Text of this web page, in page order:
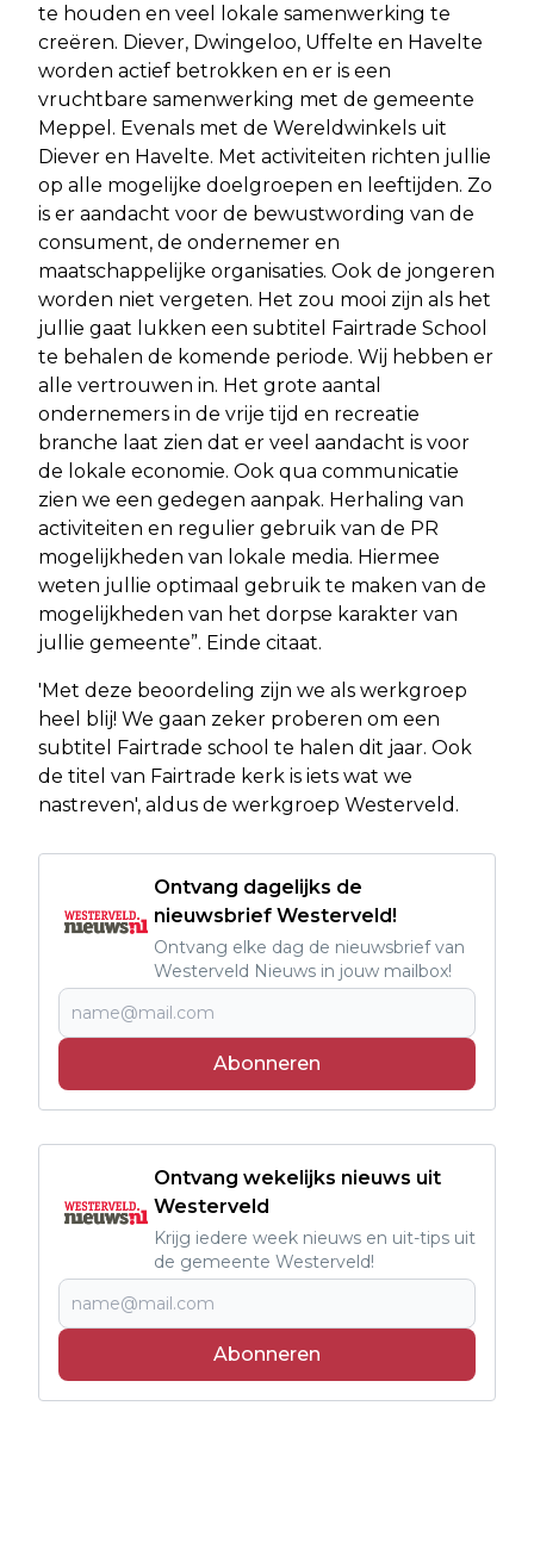
te houden en veel lokale samenwerking te
creëren. Diever, Dwingeloo, Uffelte en Havelte
worden actief betrokken en er is een
vruchtbare samenwerking met de gemeente
Meppel. Evenals met de Wereldwinkels uit
Diever en Havelte. Met activiteiten richten jullie
op alle mogelijke doelgroepen en leeftijden. Zo
is er aandacht voor de bewustwording van de
consument, de ondernemer en
maatschappelijke organisaties. Ook de jongeren
worden niet vergeten. Het zou mooi zijn als het
jullie gaat lukken een subtitel Fairtrade School
te behalen de komende periode. Wij hebben er
alle vertrouwen in. Het grote aantal
ondernemers in de vrije tijd en recreatie
branche laat zien dat er veel aandacht is voor
de lokale economie. Ook qua communicatie
zien we een gedegen aanpak. Herhaling van
activiteiten en regulier gebruik van de PR
mogelijkheden van lokale media. Hiermee
weten jullie optimaal gebruik te maken van de
mogelijkheden van het dorpse karakter van
jullie gemeente”. Einde citaat.
'Met deze beoordeling zijn we als werkgroep
heel blij! We gaan zeker proberen om een
subtitel Fairtrade school te halen dit jaar. Ook
de titel van Fairtrade kerk is iets wat we
nastreven', aldus de werkgroep Westerveld.
Ontvang dagelijks de
nieuwsbrief Westerveld!
Ontvang elke dag de nieuwsbrief van
Westerveld Nieuws in jouw mailbox!
Abonneren
Ontvang wekelijks nieuws uit
Westerveld
Krijg iedere week nieuws en uit-tips uit
de gemeente Westerveld!
Abonneren